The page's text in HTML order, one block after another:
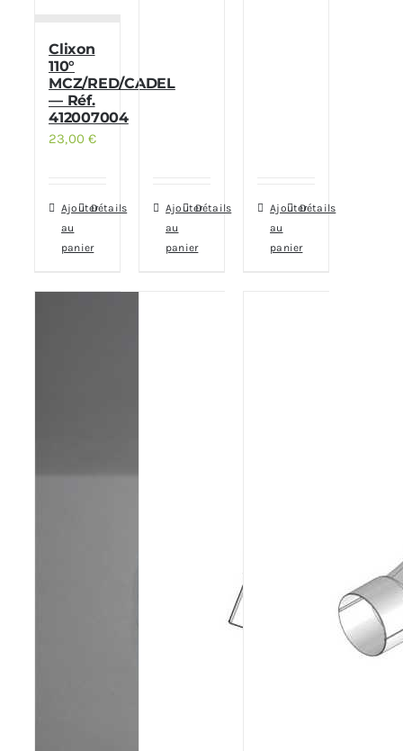
Clixon
110°
MCZ/RED/CADEL
— Réf.
412007004
23,00€
Ajouter
au
panier
Détails
Ajouter
au
panier
Détails
Ajouter
au
panier
Détails